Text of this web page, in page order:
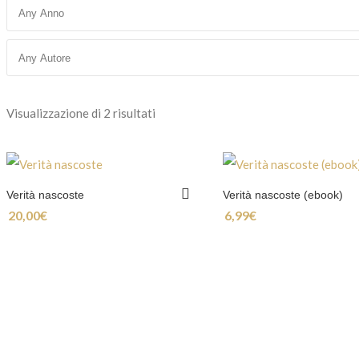
Visualizzazione di 2 risultati
Verità nascoste
20,00€
Verità nascoste (ebook)
6,99€